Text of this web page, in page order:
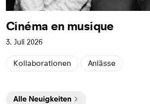
Cinéma en musique
3. Juli 2026
Kollaborationen Anlässe
Alle Neuigkeiten